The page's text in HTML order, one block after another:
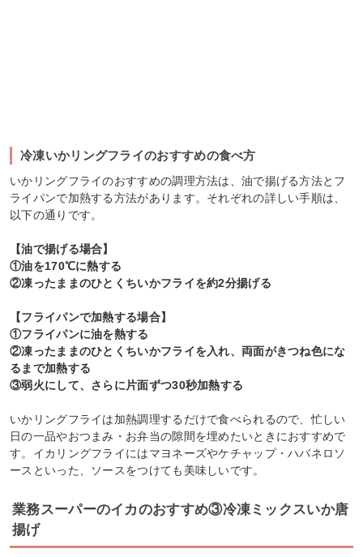
冷凍いかリングフライのおすすめの食べ方
いかリングフライのおすすめの調理方法は、油で揚げる方法とフ
ライパンで加熱する方法があります。それぞれの詳しい手順は、
以下の通りです。
【油で揚げる場合】
①油を170℃に熱する
②凍ったままのひとくちいかフライを約2分揚げる
【フライパンで加熱する場合】
①フライパンに油を熱する
②凍ったままのひとくちいかフライを入れ、両面がきつね色にな
るまで加熱する
③弱火にして、さらに片面ずつ30秒加熱する
いかリングフライは加熱調理するだけで食べられるので、忙しい
日の一品やおつまみ・お弁当の隙間を埋めたいときにおすすめで
す。イカリングフライにはマヨネーズやケチャップ・ハバネロソ
ースといった、ソースをつけても美味しいです。
業務スーパーのイカのおすすめ③冷凍ミックスいか唐
揚げ